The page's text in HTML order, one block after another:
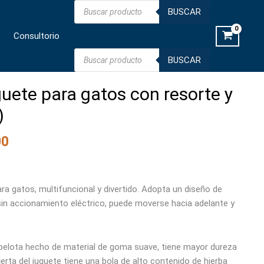
Consultorio
Búsqueda
productos
BUSCAR
Búsqueda
productos
BUSCAR
para gatos con resorte y
gatos, multifuncional y divertido. Adopta un diseño de
accionamiento eléctrico, puede moverse hacia adelante y
hecho de material de goma suave, tiene mayor dureza
del juguete tiene una bola de alto contenido de hierba
para
gatos
resorte
y
(0074)